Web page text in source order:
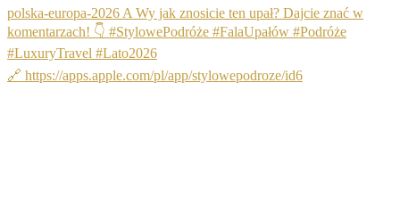
🔗 https://apps.apple.com/pl/app/stylowepodroze/id6